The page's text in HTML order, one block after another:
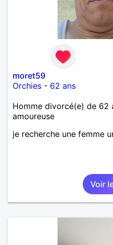
moret59
Orchies - 62 ans
Homme divorcé(e) de 62
amoureuse
je recherche une femme
Voir